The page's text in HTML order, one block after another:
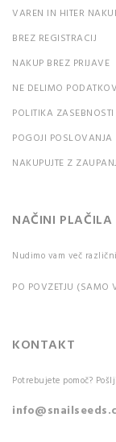
VAREN IN HITER
BREZ REGISTRACIJ
NAKUP BREZ PRIJAVE
NE DELIMO PODATKOV
POLITIKA ZASEBNOSTI
POGOJI POSLOVANJA
NAKUPUJTE Z
NAČINI PLAČILA
Nudimo vam več
PO POVZETJU (SAMO
KONTAKT
Potrebujete pomoč?